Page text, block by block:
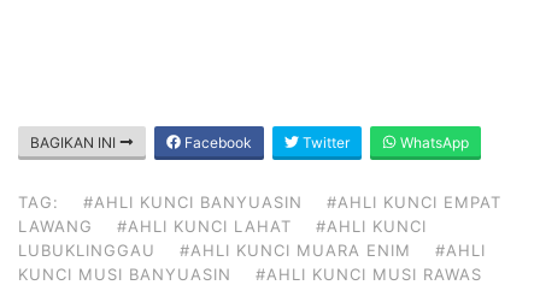
BAGIKAN INI Facebook Twitter WhatsApp
TAG: #AHLI KUNCI BANYUASIN
#AHLI KUNCI EMPAT
LAWANG
#AHLI KUNCI LAHAT
#AHLI KUNCI
LUBUKLINGGAU
#AHLI KUNCI MUARA ENIM
#AHLI
KUNCI MUSI BANYUASIN
#AHLI KUNCI MUSI RAWAS